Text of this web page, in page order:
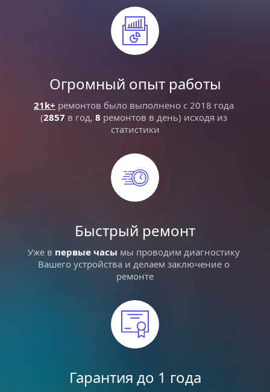
Огромный опыт работы
21k+ ремонтов было выполнено с 2018 года
(2857 в год, 8 ремонтов в день) исходя из
статистики
Быстрый ремонт
Уже в первые часы мы проводим диагностику
Вашего устройства и делаем заключение о
ремонте
Гарантия до 1 года